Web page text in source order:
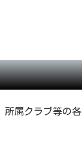
所属クラブ等の各